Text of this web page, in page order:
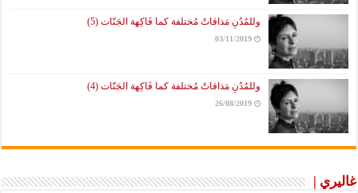
وللمُدُنِ مَذاقاتٌ مُختلفة كما فَاكِهة الجَنّات (5)
03/11/2019
وللمُدُنِ مَذاقاتٌ مُختلفة كما فَاكِهة الجَنّات (4)
26/08/2019
غاليري |